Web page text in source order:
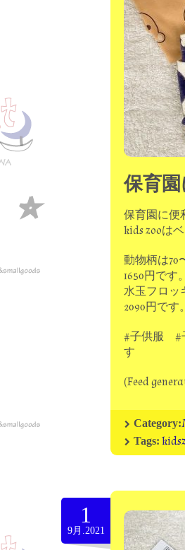
保育園
保育園に便
kids zooは
動物柄は70
1650円です。
水玉フロッ
2090円です。
#子供服 #
す
(Feed
Category:
Tags:
1
9月.2021